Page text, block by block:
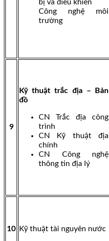
bị và điều khiển
Công nghệ môi
trường
9
Kỹ thuật trắc địa – Bản
đồ
CN Trắc địa công
trình
CN Kỹ thuật địa
chính
CN Công nghệ
thông tin địa lý
10 Kỹ thuật tài nguyên nước